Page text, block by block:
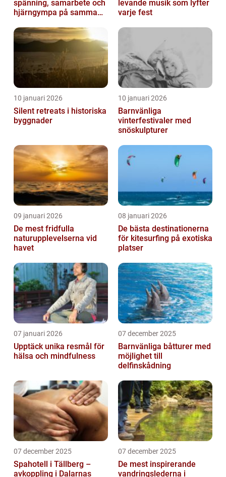
spänning, samarbete och
hjärngympa på samma
levande musik som lyfter
varje fest
10 januari 2026
Silent retreats i historiska
byggnader
10 januari 2026
Barnvänliga
vinterfestivaler med
snöskulpturer
09 januari 2026
De mest fridfulla
naturupplevelserna vid
havet
08 januari 2026
De bästa destinationerna
för kitesurfing på exotiska
platser
07 januari 2026
Upptäck unika resmål för
hälsa och mindfulness
07 december 2025
Barnvänliga båtturer med
möjlighet till
delfinskådning
07 december 2025
Spahotell i Tällberg –
avkoppling i Dalarnas
07 december 2025
De mest inspirerande
vandringslederna i